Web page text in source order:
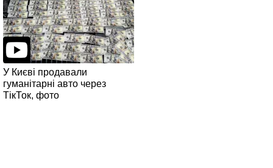
У Києві продавали
гуманітарні авто через
ТікТок, фото